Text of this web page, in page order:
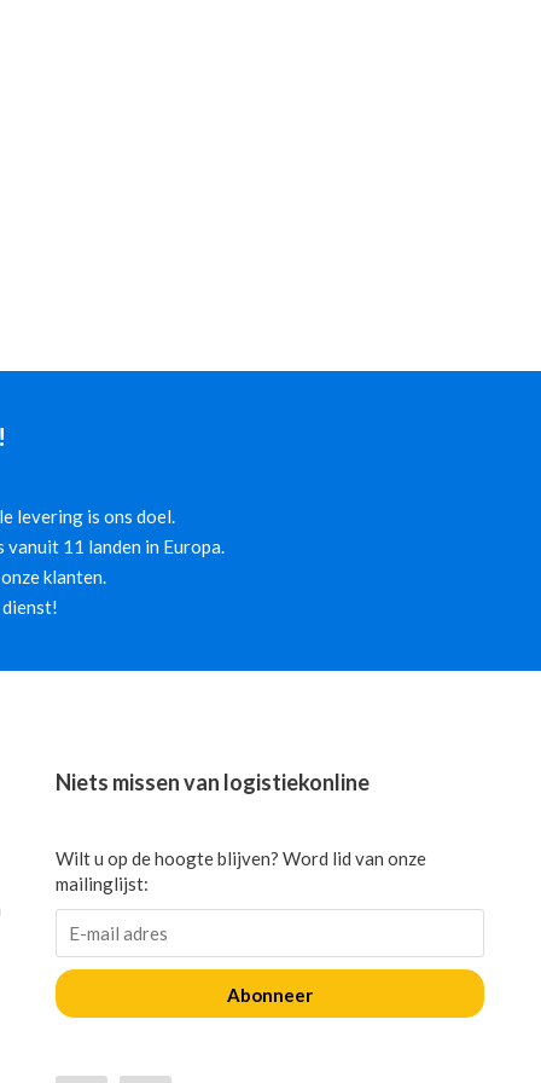
levering is ons doel.
11 landen in Europa.
klanten.
Niets missen van logistiekonline
Wilt u op de hoogte blijven? Word lid van onze
mailinglijst:
Abonneer